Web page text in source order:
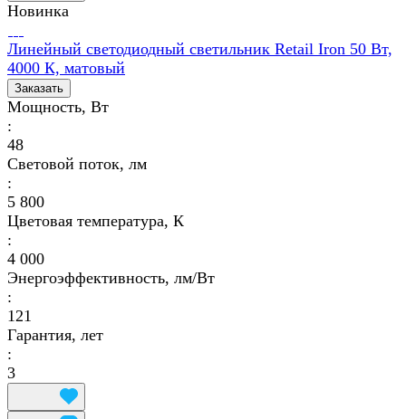
Новинка
Линейный светодиодный светильник Retail Iron 50 Вт,
4000 К, матовый
Заказать
Мощность, Вт
:
48
Световой поток, лм
:
5 800
Цветовая температура, К
:
4 000
Энергоэффективность, лм/Вт
:
121
Гарантия, лет
:
3